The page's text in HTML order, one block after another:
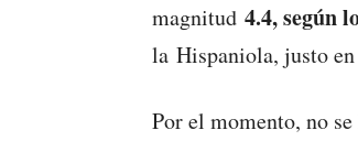
magnitud 4.4, según
la Hispaniola, justo en
Por el momento, no